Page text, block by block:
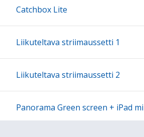
22:00
23:00
Catchbox Lite
Liikuteltava striimaussetti 1
Liikuteltava striimaussetti 2
Panorama Green screen + iPad